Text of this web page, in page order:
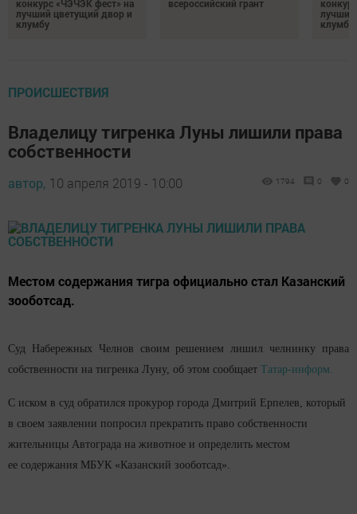
конкурс «ЧЭЧЭК фест» на
лучший цветущий двор и
клумбу
всероссийский грант
клумбу
ПРОИСШЕСТВИЯ
Владелицу тигренка Луны лишили права
собственности
автор, 10 апреля 2019 - 10:00 1794 0 0
Местом содержания тигра официально стал Казанский
зооботсад.
Суд Набережных Челнов своим решением лишил челнинку права
собственности на тигренка Луну, об этом сообщает Татар-информ.
С иском в суд обратился прокурор города Дмитрий Ерпелев, который
в своем заявлении попросил прекратить право собственности
жительницы Автограда на животное и определить местом
ее содержания МБУК «Казанский зооботсад».